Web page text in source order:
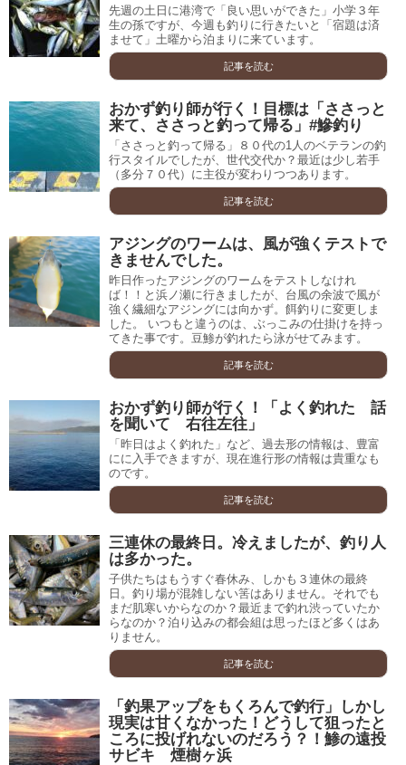
先週の土日に港湾で「良い思いができた」小学３年
生の孫ですが、今週も釣りに行きたいと「宿題は済
ませて」土曜から泊まりに来ています。
記事を読む
おかず釣り師が行く！目標は「ささっと
来て、ささっと釣って帰る」#鰺釣り
「ささっと釣って帰る」８０代の1人のベテランの釣
行スタイルでしたが、世代交代か？最近は少し若手
（多分７０代）に主役が変わりつつあります。
記事を読む
アジングのワームは、風が強くテストで
きませんでした。
昨日作ったアジングのワームをテストしなけれ
ば！！と浜ノ瀬に行きましたが、台風の余波で風が
強く繊細なアジングには向かず。餌釣りに変更しま
した。 いつもと違うのは、ぶっこみの仕掛けを持っ
てきた事です。豆鯵が釣れたら泳がせてみます。
記事を読む
おかず釣り師が行く！「よく釣れた 話
を聞いて 右往左往」
「昨日はよく釣れた」など、過去形の情報は、豊富
にに入手できますが、現在進行形の情報は貴重なも
のです。
記事を読む
三連休の最終日。冷えましたが、釣り人
は多かった。
子供たちはもうすぐ春休み、しかも３連休の最終
日。釣り場が混雑しない筈はありません。それでも
まだ肌寒いからなのか？最近まで釣れ渋っていたか
らなのか？泊り込みの都会組は思ったほど多くはあ
りません。
記事を読む
「釣果アップをもくろんで釣行」しかし
現実は甘くなかった！どうして狙ったと
ころに投げれないのだろう？！鯵の遠投
サビキ 煙樹ヶ浜